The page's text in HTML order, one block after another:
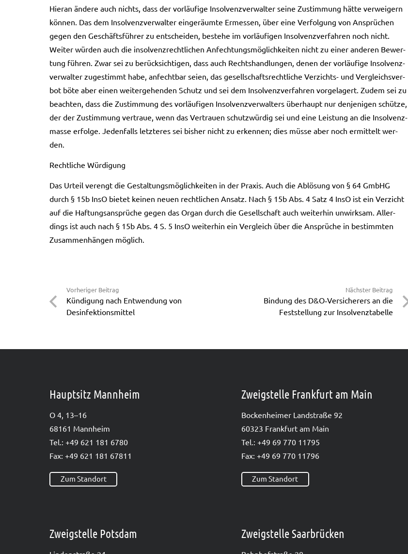
Hier­an ände­re auch nichts, dass der vor­läu­fi­ge Insol­venz­ver­wal­ter seine Zustim­mung hätte ver­wei­gern
kön­nen. Das dem Insol­venz­ver­wal­ter ein­ge­räum­te Ermes­sen, über eine Ver­fol­gung von Ansprü­chen
gegen den Geschäfts­füh­rer zu ent­schei­den, bestehe im vor­läu­fi­gen Insol­venz­ver­fah­ren noch nicht.
Wei­ter wür­den auch die insol­venz­recht­li­chen Anfech­tungs­mög­lich­kei­ten nicht zu einer ande­ren Bewer­
tung füh­ren. Zwar sei zu berück­sich­ti­gen, dass auch Rechts­hand­lun­gen, denen der vor­läu­fi­ge Insol­venz­
ver­wal­ter zuge­stimmt habe, anfecht­bar seien, das gesell­schafts­recht­li­che Verzichts- und Ver­gleichs­ver­
bot böte aber einen wei­ter­ge­hen­den Schutz und sei dem Insol­venz­ver­fah­ren vor­ge­la­gert. Zudem sei zu
beach­ten, dass die Zustim­mung des vor­läu­fi­gen Insol­venz­ver­wal­ters über­haupt nur den­je­ni­gen schüt­ze,
der der Zustim­mung ver­traue, wenn das Ver­trau­en schutz­wür­dig sei und eine Leis­tung an die Insol­venz­
mas­se erfol­ge. Jeden­falls letz­te­res sei bis­her nicht zu erken­nen; dies müsse aber noch ermit­telt wer­
den.
Recht­li­che Wür­di­gung
Das Urteil ver­engt die Gestal­tungs­mög­lich­kei­ten in der Pra­xis. Auch die Ablö­sung von § 64 GmbHG
durch § 15b InsO bie­tet kei­nen neuen recht­li­chen Ansatz. Nach § 15b Abs. 4 Satz 4 InsO ist ein Ver­zicht
auf die Haf­tungs­an­sprü­che gegen das Organ durch die Gesell­schaft auch wei­ter­hin unwirk­sam. Aller­
dings ist auch nach § 15b Abs. 4 S. 5 InsO wei­ter­hin ein Ver­gleich über die Ansprü­che in bestimm­ten
Zusam­men­hän­gen mög­lich.
Vorheriger Beitrag
Kündigung nach Entwendung von
Desinfektionsmittel
Nächster Beitrag
Bindung des D&O‑Versicherers an die
Feststellung zur Insolvenztabelle
Hauptsitz Mannheim
O 4, 13–16
68161 Mann­heim
Tel.: +49 621 181 6780
Fax: +49 621 181 67811
Zum Standort
Zweigstelle Frankfurt am Main
Bocken­hei­mer Land­stra­ße 92
60323 Frank­furt am Main
Tel.: +49 69 770 11795
Fax: +49 69 770 11796
Zum Standort
Zweigstelle Potsdam Zweigstelle Saarbrücken